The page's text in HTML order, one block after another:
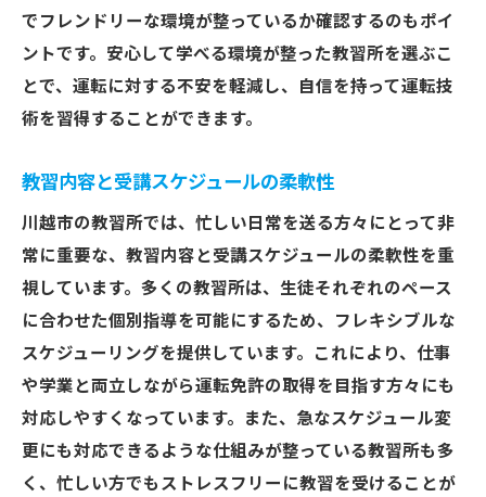
を
教習所で学んだスキルの活用法
教習所選びが運転ライフに与える影響
運転への自信を持つためのアドバイス
コミュニティを通じて得られる安心感
教習所選びで運転スキル向上を目指そう
運転技術を向上させるためのステップ
教習所での目標設定と達成方法
実践的な学習でスキルアップ
メンタル面でのサポート体制
でフレンドリーな環境が整っているか確認するのもポイ
ントです。安心して学べる環境が整った教習所を選ぶこ
とで、運転に対する不安を軽減し、自信を持って運転技
術を習得することができます。
教習内容と受講スケジュールの柔軟性
川越市の教習所では、忙しい日常を送る方々にとって非
常に重要な、教習内容と受講スケジュールの柔軟性を重
視しています。多くの教習所は、生徒それぞれのペース
に合わせた個別指導を可能にするため、フレキシブルな
スケジューリングを提供しています。これにより、仕事
や学業と両立しながら運転免許の取得を目指す方々にも
対応しやすくなっています。また、急なスケジュール変
更にも対応できるような仕組みが整っている教習所も多
く、忙しい方でもストレスフリーに教習を受けることが